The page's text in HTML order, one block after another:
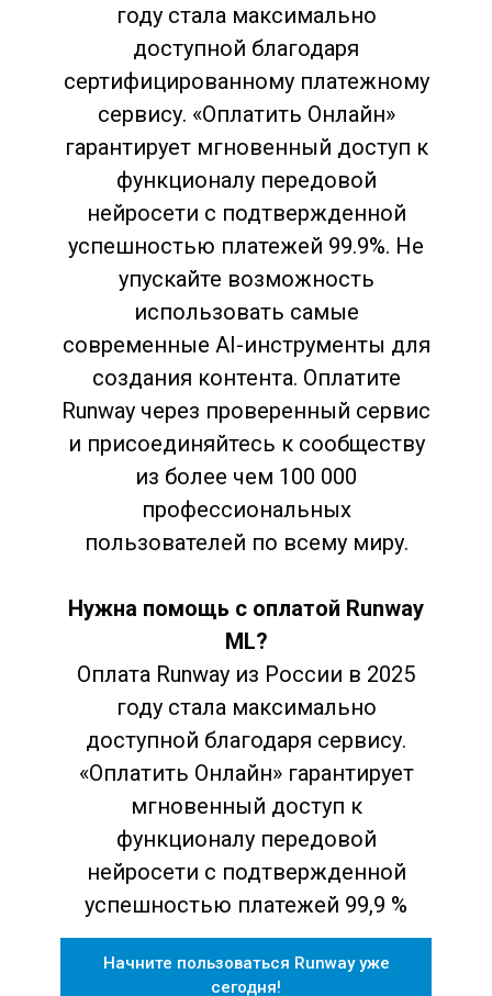
году стала максимально
доступной благодаря
сертифицированному платежному
сервису. «Оплатить Онлайн»
гарантирует мгновенный доступ к
функционалу передовой
нейросети с подтвержденной
успешностью платежей 99.9%. Не
упускайте возможность
использовать самые
современные AI-инструменты для
создания контента. Оплатите
Runway через проверенный сервис
и присоединяйтесь к сообществу
из более чем 100 000
профессиональных
пользователей по всему миру.
Нужна помощь с оплатой Runway
ML?
Оплата Runway из России в 2025
году стала максимально
доступной благодаря сервису.
«Оплатить Онлайн» гарантирует
мгновенный доступ к
функционалу передовой
нейросети с подтвержденной
успешностью платежей 99,9 %
Начните пользоваться Runway уже
сегодня!